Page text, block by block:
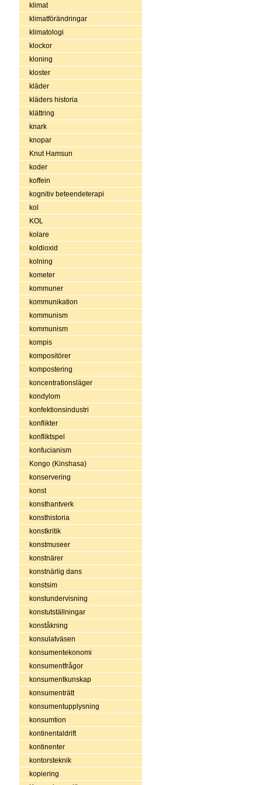
klimat
klimatförändringar
klimatologi
klockor
kloning
kloster
kläder
kläders historia
klättring
knark
knopar
Knut Hamsun
koder
koffein
kognitiv beteendeterapi
kol
KOL
kolare
koldioxid
kolning
kometer
kommuner
kommunikation
kommunism
kommunism
kompis
kompositörer
kompostering
koncentrationsläger
kondylom
konfektionsindustri
konflikter
konfliktspel
konfucianism
Kongo (Kinshasa)
konservering
konst
konsthantverk
konsthistoria
konstkritik
konstmuseer
konstnärer
konstnärlig dans
konstsim
konstundervisning
konstutställningar
konståkning
konsulatväsen
konsumentekonomi
konsumentfrågor
konsumentkunskap
konsumenträtt
konsumentupplysning
konsumtion
kontinentaldrift
kontinenter
kontorsteknik
kopiering